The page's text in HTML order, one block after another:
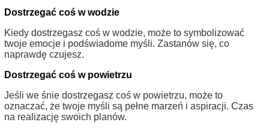
Dostrzegać coś w wodzie
Kiedy dostrzegasz coś w wodzie, może to symbolizować
twoje emocje i podświadome myśli. Zastanów się, co
naprawdę czujesz.
Dostrzegać coś w powietrzu
Jeśli we śnie dostrzegasz coś w powietrzu, może to
oznaczać, że twoje myśli są pełne marzeń i aspiracji. Czas
na realizację swoich planów.